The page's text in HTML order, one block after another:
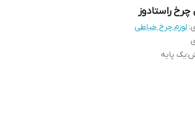
چرخ راستادوز
: لوزم چرخ خیاطی
:یک پایه